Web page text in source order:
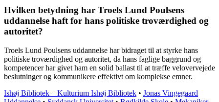
Hvilken betydning har Troels Lund Poulsens
uddannelse haft for hans politiske troværdighed og
autoritet?
Troels Lund Poulsens uddannelse har bidraget til at styrke hans
politiske troværdighed og autoritet, da hans faglige baggrund og
kompetencer har givet ham en solid ballast til at træffe velovervejede
beslutninger og kommunikere effektivt om komplekse emner.
Ishøj Bibliotek – Kulturium Ishøj Bibliotek • Jonas Vingegaard